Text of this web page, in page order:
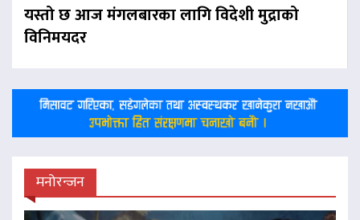
यस्तो छ आज मंगलबारका लागि विदेशी मुद्राको
विनिमयदर
मनोरन्जन